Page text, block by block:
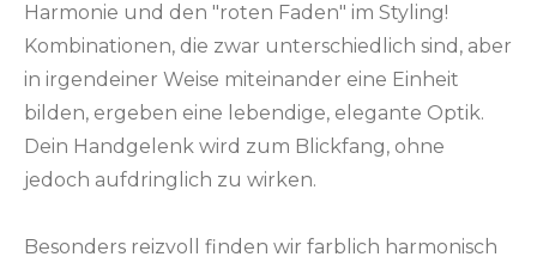
Harmonie und den "roten Faden" im Styling!
Kombinationen, die zwar unterschiedlich sind, aber
in irgendeiner Weise miteinander eine Einheit
bilden, ergeben eine lebendige, elegante Optik.
Dein Handgelenk wird zum Blickfang, ohne
jedoch aufdringlich zu wirken.
Besonders reizvoll finden wir farblich harmonisch